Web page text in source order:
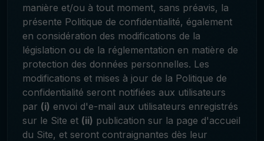
manière et/ou à tout moment, sans préavis, la
présente Politique de confidentialité, également
en considération des modifications de la
législation ou de la réglementation en matière de
protection des données personnelles. Les
modifications et mises à jour de la Politique de
confidentialité seront notifiées aux utilisateurs
par (i) envoi d'e-mail aux utilisateurs enregistrés
sur le Site et (ii) publication sur la page d'accueil
du Site, et seront contraignantes dès leur